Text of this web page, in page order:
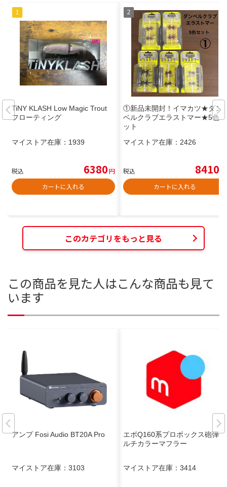
TiNY KLASH Low Magic Trout
フローティング
マイストア在庫： 1939
税込 6380円
カートに入れる
①新品未開封！イマカツ★ダン
ベルクラブエラストマー★5色セ
ット
マイストア在庫： 2426
税込 8410
カートに入れる
このカテゴリをもっと見る
この商品を見た人はこんな商品も見て
います
アンプ Fosi Audio BT20A Pro
マイストア在庫： 3103
エボQ160系プロボックス砲弾マ
ルチカラーマフラー
マイストア在庫： 3414